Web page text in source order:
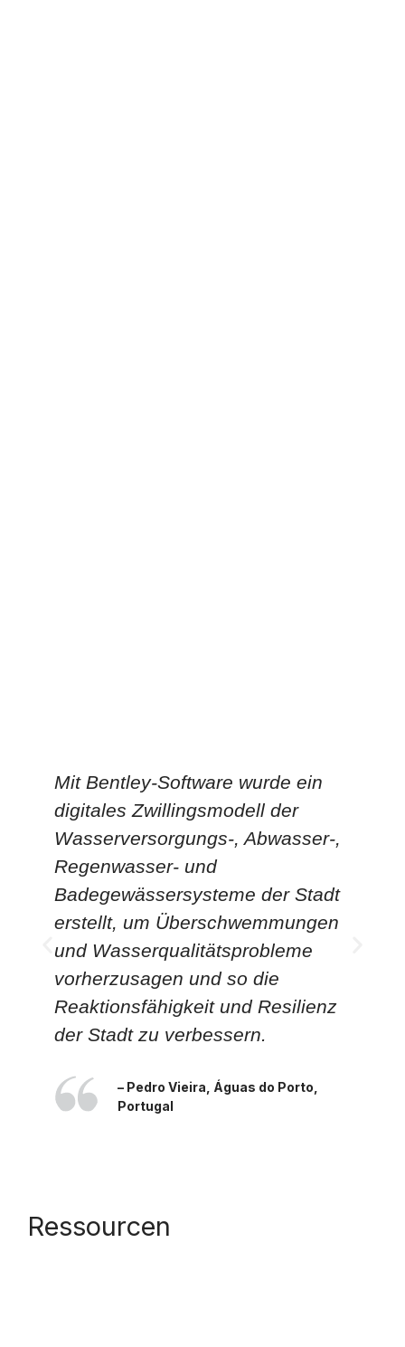
Mit Bentley-Software wurde ein
digitales Zwillingsmodell der
Wasserversorgungs-, Abwasser-,
Regenwasser- und
Badegewässersysteme der Stadt
erstellt, um Überschwemmungen
und Wasserqualitätsprobleme
vorherzusagen und so die
Reaktionsfähigkeit und Resilienz
der Stadt zu verbessern.
– Pedro Vieira, Águas do Porto,
Portugal
Ressourcen